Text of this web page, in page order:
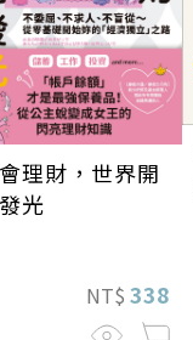
理財，世界開
光
NT$ 338